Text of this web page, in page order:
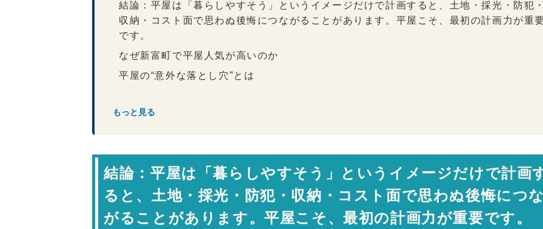
結論：平屋は「暮らしやすそう」というイメージだけで計画すると、土地・採光・防犯
収納・コスト面で思わぬ後悔につながることがあります。平屋こそ、最初の計画力が重
です。
なぜ新富町で平屋人気が高いのか
平屋の“意外な落とし穴”とは
落とし穴① 中央部分が暗くなりやすい
落とし穴③ 収納不足になりやすい
落とし穴④ 防犯面への配慮が必要
落とし穴⑤ 家事動線が長くなることもある
平屋で失敗しないための考え方
もっと見る
結論：平屋は「暮らしやすそう」というイメージだけで計画
ると、土地・採光・防犯・収納・コスト面で思わぬ後悔につ
がることがあります。平屋こそ、最初の計画力が重要です。